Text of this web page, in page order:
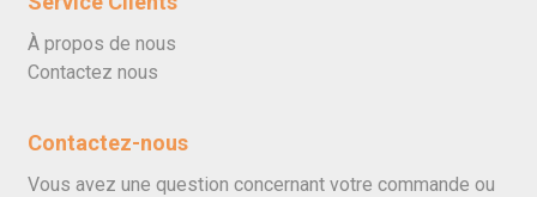
À propos de nous
Contactez nous
Contactez-nous
Vous avez une question concernant votre commande ou